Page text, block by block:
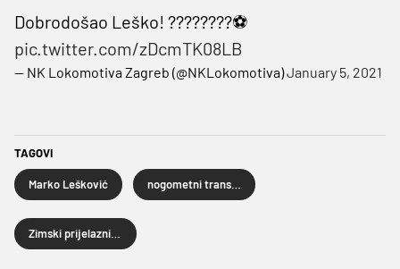
Dobrodošao Leško! ????????⚽
pic.twitter.com/zDcmTK08LB
— NK Lokomotiva Zagreb (@NKLokomotiva)January 5, 2021
TAGOVI
Marko Lešković